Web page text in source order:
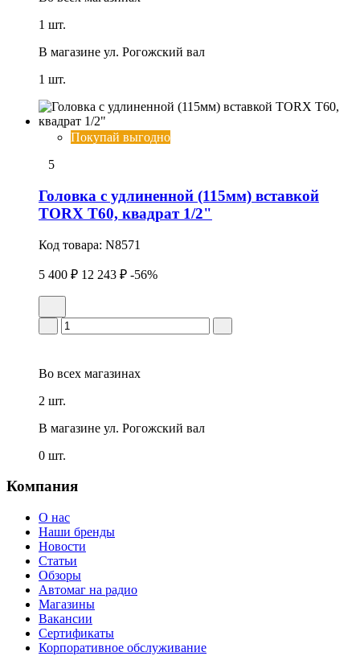
1 шт.
В магазине ул. Рогожский вал
1 шт.
Покупай выгодно
5
Головка с удлиненной (115мм) вставкой
TORX T60, квадрат 1/2"
Код товара: N8571
5 400 ₽ 12 243 ₽ -56%
Во всех магазинах
2 шт.
В магазине ул. Рогожский вал
0 шт.
Компания
О нас
Наши бренды
Новости
Статьи
Обзоры
Автомаг на радио
Магазины
Вакансии
Сертификаты
Корпоративное обслуживание